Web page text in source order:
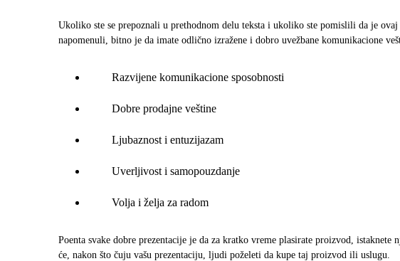
Ukoliko ste se prepoznali u prethodnom delu teksta i ukoliko ste pomislili da je
napomenuli, bitno je da imate odlično izražene i dobro uvežbane komunikacione
Razvijene komunikacione sposobnosti
Dobre prodajne veštine
Ljubaznost i entuzijazam
Uverljivost i samopouzdanje
Volja i želja za radom
Poenta svake dobre prezentacije je da za kratko vreme plasirate proizvod,
će, nakon što čuju vašu prezentaciju, ljudi poželeti da kupe taj proizvod ili uslugu.